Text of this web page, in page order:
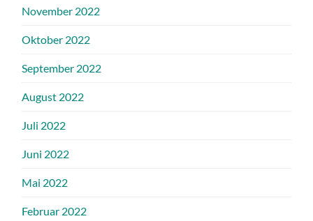
November 2022
Oktober 2022
September 2022
August 2022
Juli 2022
Juni 2022
Mai 2022
Februar 2022